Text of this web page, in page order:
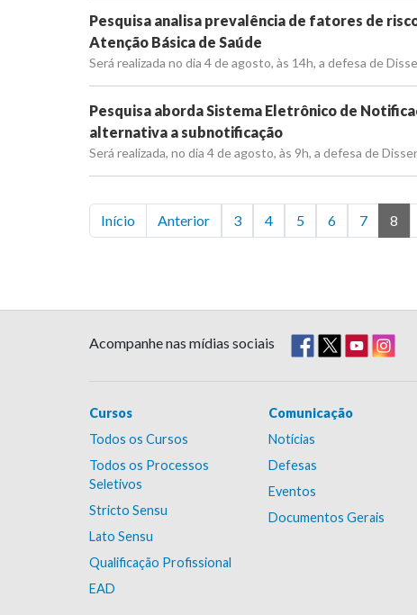
Pesquisa analisa prevalência de fatores de
Atenção Básica de Saúde
Será realizada no dia 4 de agosto, às 14h, a defesa de
Pesquisa aborda Sistema Eletrônico de
alternativa a subnotificação
Será realizada, no dia 4 de agosto, às 9h, a defesa de
Início Anterior 3 4 5 6 7 8
Acompanhe nas mídias sociais
Cursos
Todos os Cursos
Todos os Processos
Seletivos
Stricto Sensu
Lato Sensu
Qualificação Profissional
EAD
Comunicação
Notícias
Defesas
Eventos
Documentos Gerais